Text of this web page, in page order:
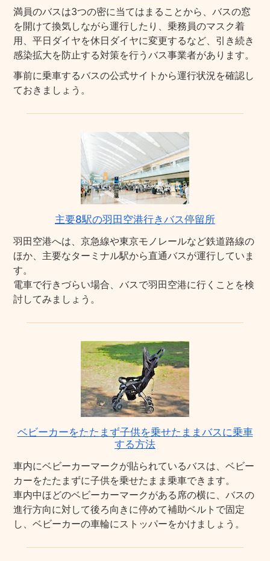
満員のバスは3つの密に当てはまることから、バスの窓
を開けて換気しながら運行したり、乗務員のマスク着
用、平日ダイヤを休日ダイヤに変更するなど、引き続き
感染拡大を防止する対策を行うバス事業者があります。
事前に乗車するバスの公式サイトから運行状況を確認し
ておきましょう。
主要8駅の羽田空港行きバス停留所
羽田空港へは、京急線や東京モノレールなど鉄道路線の
ほか、主要なターミナル駅から直通バスが運行していま
す。
電車で行きづらい場合、バスで羽田空港に行くことを検
討してみましょう。
ベビーカーをたたまず子供を乗せたままバスに乗車
する方法
車内にベビーカーマークが貼られているバスは、ベビー
カーをたたまずに子供を乗せたまま乗車できます。
車内中ほどのベビーカーマークがある席の横に、バスの
進行方向に対して後ろ向きに停めて補助ベルトで固定
し、ベビーカーの車輪にストッパーをかけましょう。